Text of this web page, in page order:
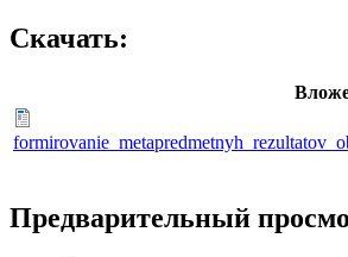
Скачать:
Предварительный